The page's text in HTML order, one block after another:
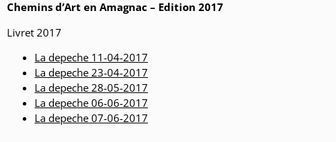
Chemins d’Art en Amagnac – Edition 2017
Livret 2017
La depeche 11-04-2017
La depeche 23-04-2017
La depeche 28-05-2017
La depeche 06-06-2017
La depeche 07-06-2017